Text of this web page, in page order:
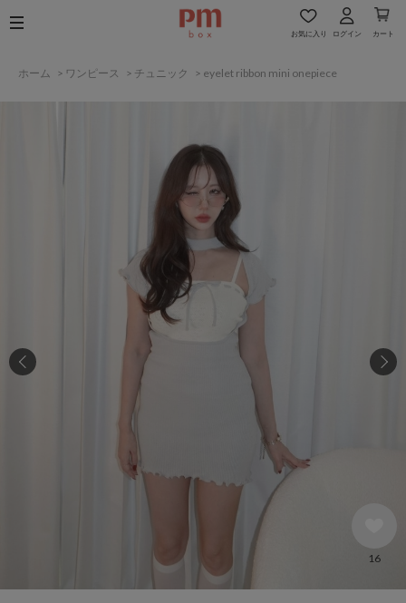
お気に入り ログイン カート
ホーム > ワンピース > チュニック > eyelet ribbon mini onepiece
16